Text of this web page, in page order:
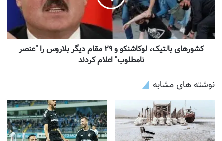
کشورهای بالتیک، لوکاشنکو و ۲۹ مقام دیگر بلاروس را "عنصر
نامطلوب" اعلام کردند
نوشته های مشابه